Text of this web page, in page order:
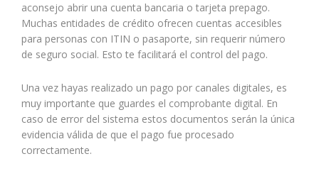
aconsejo abrir una cuenta bancaria o tarjeta prepago.
Muchas entidades de crédito ofrecen cuentas accesibles
para personas con ITIN o pasaporte, sin requerir número
de seguro social. Esto te facilitará el control del pago.
Una vez hayas realizado un pago por canales digitales, es
muy importante que guardes el comprobante digital. En
caso de error del sistema estos documentos serán la única
evidencia válida de que el pago fue procesado
correctamente.